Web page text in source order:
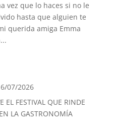
vez que lo haces si no le
hasta que alguien te
querida amiga Emma
07/2026
EL FESTIVAL QUE RINDE
LA GASTRONOMÍA